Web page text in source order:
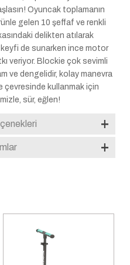
Oyuncak toplamanın
gelen 10 şeffaf ve renkli
delikten atılarak
de sunarken ince motor
veriyor. Blockie çok sevimli
ve dengelidir, kolay manevra
çevresinde kullanmak için
sür, eğlen!